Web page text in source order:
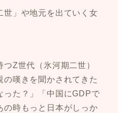
世」や地元を出ていく女
Z世代（氷河期二世）
の嘆きを聞かされてきた
た？」「中国にGDPで
の時もっと日本がしっか